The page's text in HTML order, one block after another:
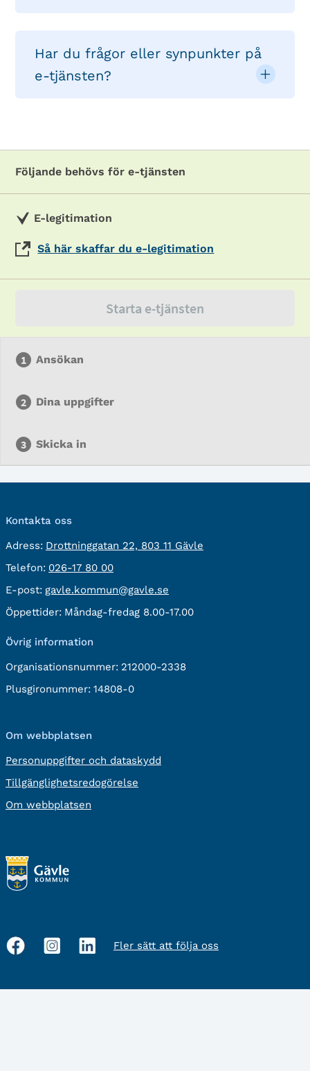
Har du frågor eller synpunkter på
e-tjänsten?
Följande behövs för e-tjänsten
E-legitimation
Så här skaffar du e-legitimation
Starta e-tjänsten
Ansökan
Dina uppgifter
Skicka in
Kontakta oss
Adress: besöksadress:
Drottninggatan 22, 803 11 Gävle
Telefon: Telefon:
026-17 80 00
E-post: E-
post:
gavle.kommun@gavle.se
Öppettider: Måndag-fredag 8.00-17.00
Övrig information
Organisationsnummer: 212000-2338
Plusgironummer: 14808-0
Om webbplatsen
Personuppgifter och dataskydd
Tillgänglighetsredogörelse
Om webbplatsen
Sociala
Fler sätt att följa oss